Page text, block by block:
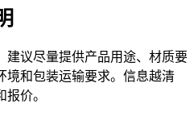
建议尽量提供产品用途、材质要
境和包装运输要求。信息越清
价。